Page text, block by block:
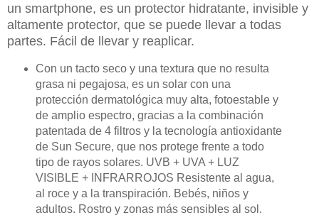
un smartphone, es un protector hidratante, invisible y
altamente protector, que se puede llevar a todas
partes. Fácil de llevar y reaplicar.
Con un tacto seco y una textura que no resulta
grasa ni pegajosa, es un solar con una
protección dermatológica muy alta, fotoestable y
de amplio espectro, gracias a la combinación
patentada de 4 filtros y la tecnología antioxidante
de Sun Secure, que nos protege frente a todo
tipo de rayos solares. UVB + UVA + LUZ
VISIBLE + INFRARROJOS Resistente al agua,
al roce y a la transpiración. Bebés, niños y
adultos. Rostro y zonas más sensibles al sol.